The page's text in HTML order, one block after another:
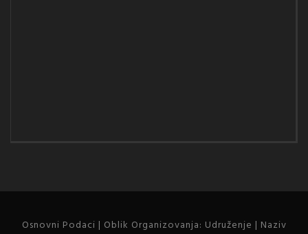
Osnovni Podaci | Oblik Organizovanja: Udruženje | Naziv